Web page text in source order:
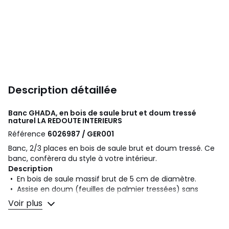
Description détaillée
Banc GHADA, en bois de saule brut et doum tressé
naturel LA REDOUTE INTERIEURS
Référence 6026987 / GER001
Banc, 2/3 places en bois de saule brut et doum tressé. Ce
banc, confèrera du style à votre intérieur.
Description
• En bois de saule massif brut de 5 cm de diamètre.
• Assise en doum (feuilles de palmier tressées) sans
traitement.
Voir plus